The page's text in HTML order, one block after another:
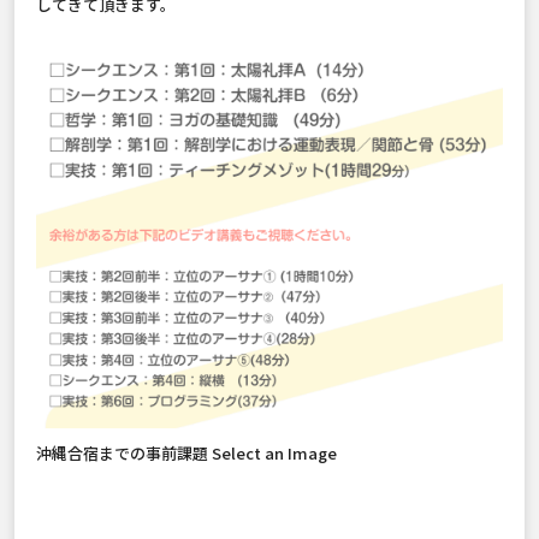
沖縄合宿までの事前課題 Select an Image